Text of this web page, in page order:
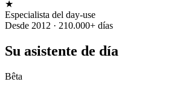
★
Especialista del day-use
Desde 2012 · 210.000+ días
Su asistente de día
Bêta